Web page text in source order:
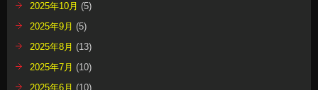
2025年10月 (5)
2025年9月 (5)
2025年8月 (13)
2025年7月 (10)
2025年6月 (10)